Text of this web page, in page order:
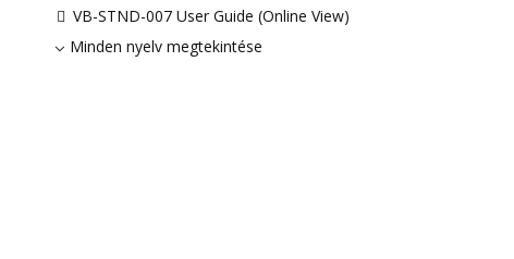
VB-STND-007 User Guide (Online View)
Minden nyelv megtekintése